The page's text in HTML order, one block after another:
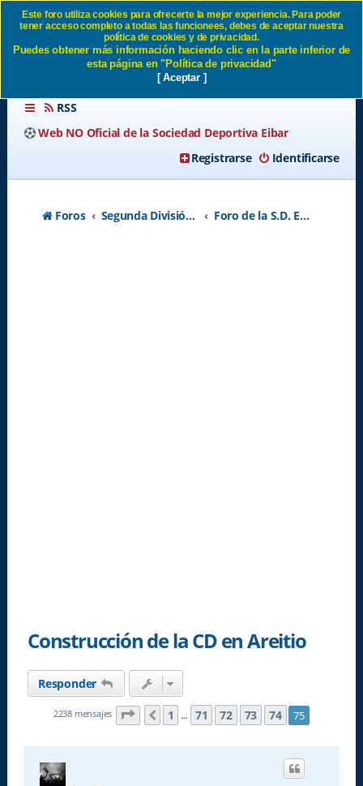
Construcción de la CD en
Areitio - Página 75 SD Eibar
RSS
Web NO Oficial de la Sociedad Deportiva Eibar
Identificarse
Registrarse
Foros Segunda División A - Temporada 2026-2027 Foro de la S.D. Eibar
Construcción de la CD en Areitio
Responder
2238 mensajes Página 75 de 75
Anterior
1 … 71 72 73 74 75
Este foro utiliza cookies para ofrecerte la mejor experiencia. Para poder
tener acceso completo a todas las funcionees, debes de aceptar nuestra
política de cookies y de privacidad.
Puedes obtener más información haciendo clic en la parte inferior de
esta página en "Política de privacidad"
[ Aceptar ]